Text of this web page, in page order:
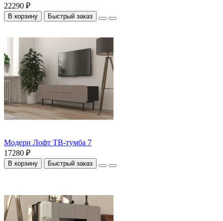
22290 ₽
В корзину Быстрый заказ
Модерн Лофт ТВ-тумба 7
17280 ₽
В корзину Быстрый заказ